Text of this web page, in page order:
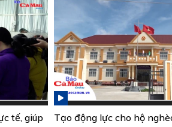
tế, giúp
Tạo động lực cho hộ